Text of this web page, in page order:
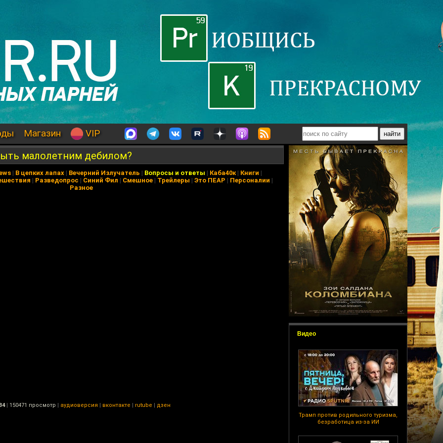
Магазин VIP
Видео
Трамп против родильного туризма,
безработица из-за ИИ
малолетним дебилом?
| В цепких лапах | Вечерний Излучатель | Вопросы и ответы | Каба40к| Книги |
| Разведопрос | Синий Фил | Смешное | Трейлеры | Это ПЕАР | Персоналии |
Разное
| 150471 просмотр | аудиоверсия | вконтакте | rutube | дзен